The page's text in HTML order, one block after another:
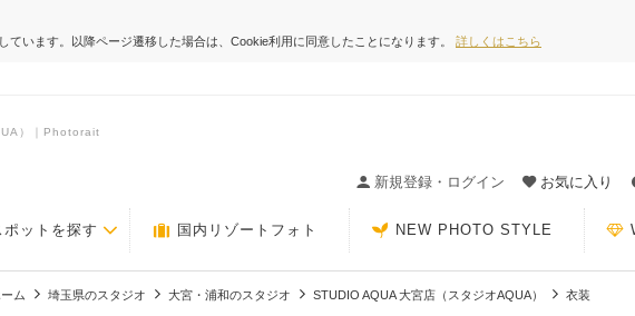
ています。以降ページ遷移した場合は、Cookie利用に同意したことになります。 詳しくはこちら
）｜Photorait
新規登録・ログイン
お気に入り
ポットを探す 国内リゾートフォト NEW PHOTO STYLE
ム 埼玉県のスタジオ 大宮・浦和のスタジオ STUDIO AQUA 大宮店（スタジオAQUA） 衣装